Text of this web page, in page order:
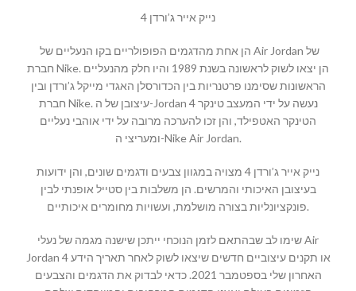
נייק אייר ג’ורדן 4
חברת Nike. הן יצאו לשוק לראשונה בשנת 1989 והיו חלק מהנעליים
הראשונות שסימנו פרטנריות בין הכדורסלן האגדי מייקל ג’ורדן ובין
חברת Nike. עיצובן של ה-Jordan 4 נעשה על ידי המעצב טינקר
הטינקר האטפילד, והן זכו להערכה מרובה על ידי אוהבי נעליים
ומעריצי ה-Nike Air Jordan.
נייק אייר ג’ורדן 4 מצויה במגוון צבעים ודגמים שונים, והן ידועות
בעיצובן האיכותי והמרשים. הן משלבות בין סטייל אופנתי לבין
פונקציונליות בצורה מושלמת, ועשויות מחומרים איכותיים.
שימו לב שבהתאם לזמן הנוכחי ייתכן שישנה מגמה של נעלי Air
Jordan 4 או תקנים עיצוביים חדשים שיצאו לשוק לאחר תאריך הידע
האחרון שלי בספטמבר 2021. כדאי לבדוק את הדגמים והצבעים